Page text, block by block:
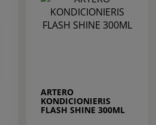
ARTERO
KONDICIONIERIS
FLASH SHINE 300ML